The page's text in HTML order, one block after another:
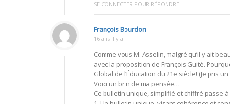
SE CONNECTER POUR RÉPONDRE
François Bourdon
16 ans Il y a
Comme vous M. Asselin, malgré qu’il y ait
avec la proposition de François Guité.
Global de l’Éducation du 21e siècle! (Je pris
Voici un brin de ma pensée…
Ce bulletin unique, simplifié et chiffré passe à